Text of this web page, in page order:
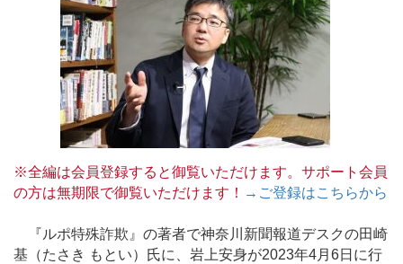
※全編は会員登録すると御覧いただけます。サポート会員
の方は無期限で御覧いただけます！ →ご登録はこちらから
『ルポ特殊詐欺』の著者で神奈川新聞報道デスクの田崎
基（たさき もとい）氏に、岩上安身が2023年4月6日に行